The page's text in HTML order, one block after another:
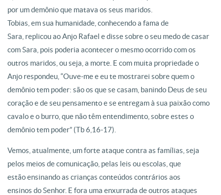
por um demônio que matava os seus maridos.
Tobias, em sua humanidade, conhecendo a fama de
Sara, replicou ao Anjo Rafael e disse sobre o seu medo de casar
com Sara, pois poderia acontecer o mesmo ocorrido com os
outros maridos, ou seja, a morte. E com muita propriedade o
Anjo respondeu, “Ouve-me e eu te mostrarei sobre quem o
demônio tem poder: são os que se casam, banindo Deus de seu
coração e de seu pensamento e se entregam à sua paixão como
cavalo e o burro, que não têm entendimento, sobre estes o
demônio tem poder” (Tb 6,16-17).
Vemos, atualmente, um forte ataque contra as famílias, seja
pelos meios de comunicação, pelas leis ou escolas, que
estão ensinando as crianças conteúdos contrários aos
ensinos do Senhor. E fora uma enxurrada de outros ataques